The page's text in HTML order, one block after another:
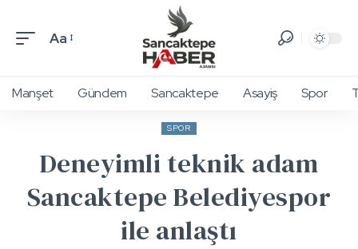
Aa
Manşet Gündem Sancaktepe Asayiş Spor
SPOR
Deneyimli teknik adam
Sancaktepe Belediyespor
ile anlaştı